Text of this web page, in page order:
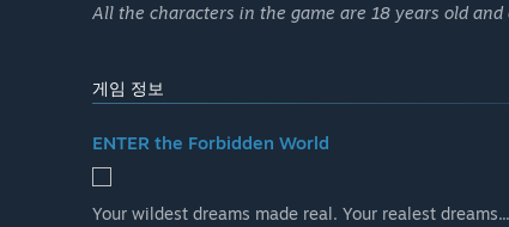
All the characters in the game are 18 years old and
게임 정보
ENTER the Forbidden World
Your wildest dreams made real. Your realest